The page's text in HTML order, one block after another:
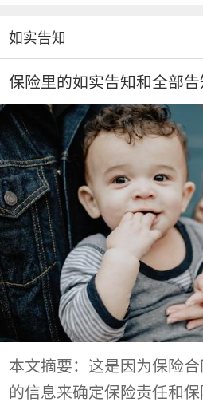
如实告知
保险里的如实告知和全部告
本文摘要：这是因为保险
的信息来确定保险责任和